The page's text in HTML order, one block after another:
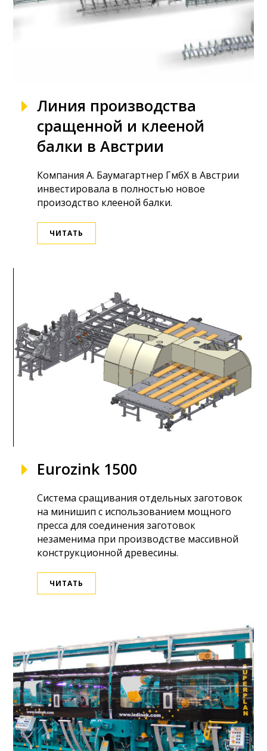
Линия производства
сращенной и клееной
балки в Австрии
Компания А. Баумагартнер ГмбХ в Австрии
инвестировала в полностью новое
произодство клееной балки.
ЧИТАТЬ
Eurozink 1500
Система сращивания отдельных заготовок
на минишип с использованием мощного
пресса для соединения заготовок
незаменима при производстве массивной
конструкционной древесины.
ЧИТАТЬ